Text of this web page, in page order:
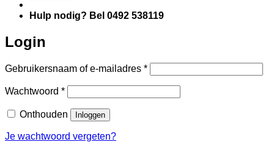
Hulp nodig? Bel 0492 538119
Login
Gebruikersnaam of e-mailadres *Vereist
Wachtwoord *Vereist
Onthouden Inloggen
Je wachtwoord vergeten?